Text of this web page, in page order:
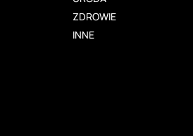
ZDROWIE
INNE